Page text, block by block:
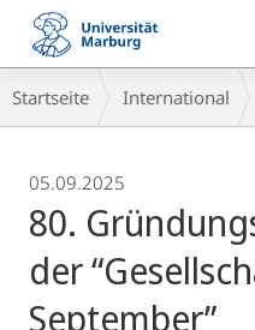
Mobile-
Navigation
Breadcrumb-
Navigation
Startseite International
05.09.2025
80.
der
September”